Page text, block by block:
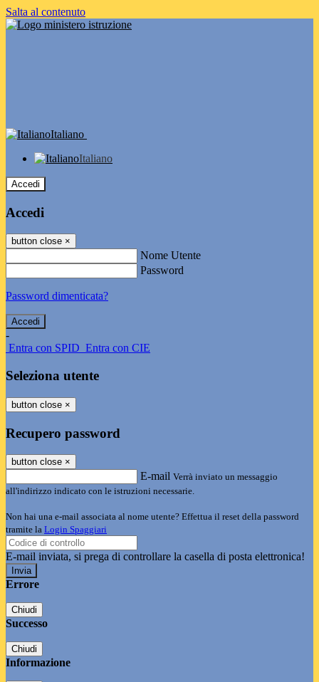
Salta al contenuto
Italiano
Italiano
Accedi
Accedi
button close ×
Nome Utente
Password
Password dimenticata?
-
Entra con SPID Entra con CIE
Seleziona utente
button close ×
Recupero password
button close ×
E-mail Verrà inviato un messaggio
all'indirizzo indicato con le istruzioni necessarie.
Non hai una e-mail associata al nome utente? Effettua il reset della password
tramite la Login Spaggiari
E-mail inviata, si prega di controllare la casella di posta elettronica!
Errore
Chiudi
Successo
Chiudi
Informazione